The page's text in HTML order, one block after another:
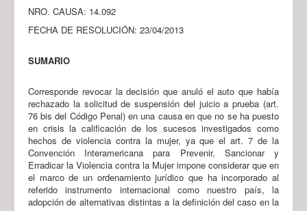
NRO. CAUSA: 14.092
FECHA DE RESOLUCIÓN: 23/04/2013
SUMARIO
Corresponde revocar la decisión que anuló el auto que había
rechazado la solicitud de suspensión del juicio a prueba (art.
76 bis del Código Penal) en una causa en que no se ha puesto
en crisis la calificación de los sucesos investigados como
hechos de violencia contra la mujer, ya que el art. 7 de la
Convención Interamericana para Prevenir, Sancionar y
Erradicar la Violencia contra la Mujer impone considerar que en
el marco de un ordenamiento jurídico que ha incorporado al
referido instrumento internacional como nuestro país, la
adopción de alternativas distintas a la definición del caso en la